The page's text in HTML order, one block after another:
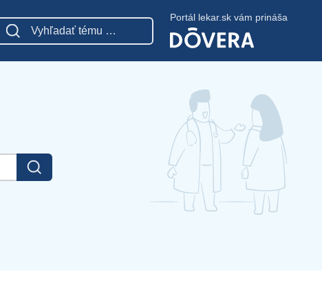
Portál lekar.sk vám prináša